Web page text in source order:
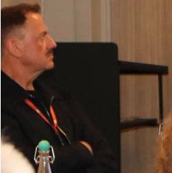
Fagbladet Mat- og meieriposten
Menneskene i Parat
YS Pensjon
Kontakt Parat